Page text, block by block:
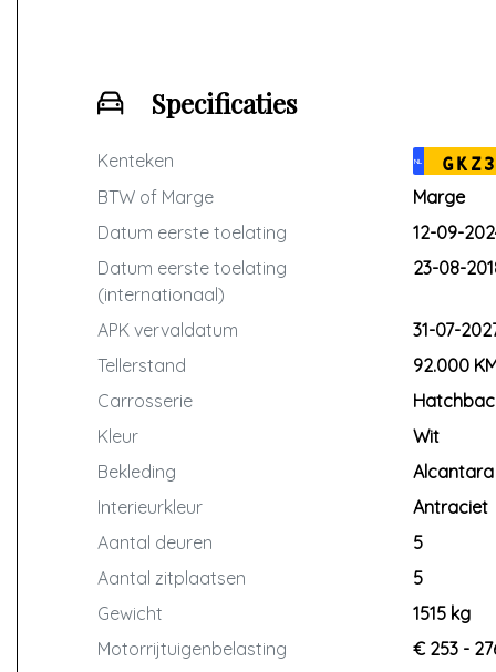
Specificaties
Kenteken NL
BTW of Marge
Marge
Datum eerste toelating
12-09-
Datum eerste toelating
(internationaal)
23-08-
APK vervaldatum
31-07-
Tellerstand
92.000
Carrosserie
Kleur
Wit
Bekleding
Alcantara
Interieurkleur
Antraciet
Aantal deuren
5
Aantal zitplaatsen
5
Gewicht
1515 kg
Motorrijtuigenbelasting
€ 253 -